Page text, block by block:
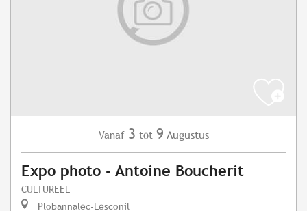
Vanaf 3 tot 9 Augustus
Expo photo - Antoine Boucherit
CULTUREEL
Plobannalec-Lesconil